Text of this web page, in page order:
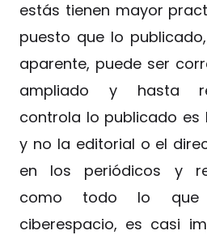
estás tienen mayor
puesto que lo
aparente, puede ser
ampliado y hasta
controla lo publicado es
y no la editorial o el
en los periódicos y
como todo lo
ciberespacio, es casi